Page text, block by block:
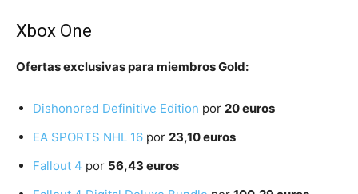
Xbox One
Ofertas exclusivas para miembros Gold:
Dishonored Definitive Edition por 20 euros
EA SPORTS NHL 16 por 23,10 euros
Fallout 4 por 56,43 euros